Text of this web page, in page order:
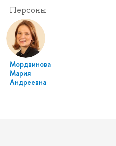
Персоны
Мордвинова
Мария
Андреевна